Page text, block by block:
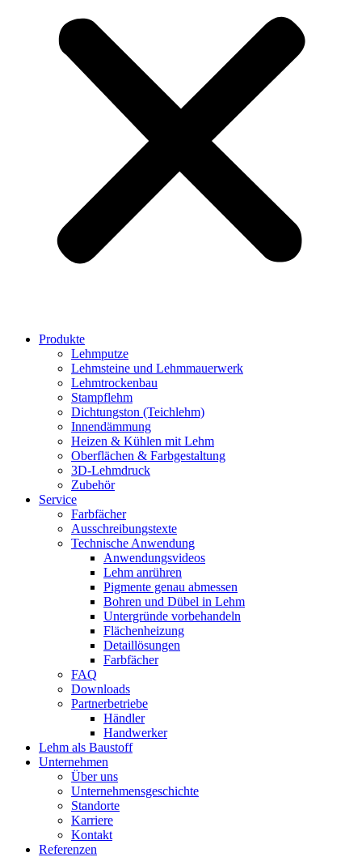
Produkte
Lehmputze
Lehmsteine und Lehmmauerwerk
Lehmtrockenbau
Stampflehm
Dichtungston (Teichlehm)
Innendämmung
Heizen & Kühlen mit Lehm
Oberflächen & Farbgestaltung
3D-Lehmdruck
Zubehör
Service
Farbfächer
Ausschreibungstexte
Technische Anwendung
Anwendungsvideos
Lehm anrühren
Pigmente genau abmessen
Bohren und Dübel in Lehm
Untergründe vorbehandeln
Flächenheizung
Detaillösungen
Farbfächer
FAQ
Downloads
Partnerbetriebe
Händler
Handwerker
Lehm als Baustoff
Unternehmen
Über uns
Unternehmensgeschichte
Standorte
Karriere
Kontakt
Referenzen